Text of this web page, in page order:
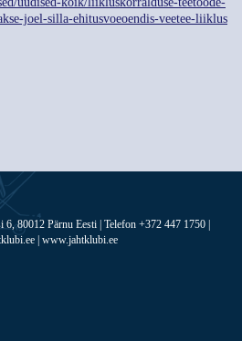
joel-silla-ehitusvoeoendis-veetee-liiklus
80012 Pärnu Eesti | Telefon +372 447 1750 |
| www.jahtklubi.ee